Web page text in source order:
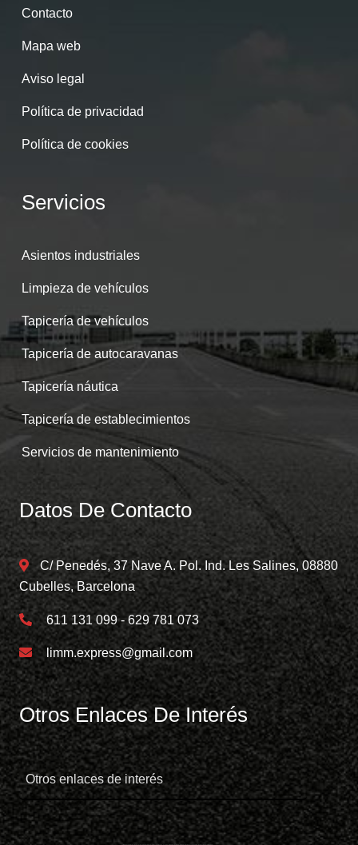
Contacto
Mapa web
Aviso legal
Política de privacidad
Política de cookies
Servicios
Asientos industriales
Limpieza de vehículos
Tapicería de vehículos
Tapicería de autocaravanas
Tapicería náutica
Tapicería de establecimientos
Servicios de mantenimiento
Datos De Contacto
C/ Penedés, 37 Nave A. Pol. Ind. Les Salines, 08880
Cubelles, Barcelona
611 131 099 - 629 781 073
limm.express@gmail.com
Otros Enlaces De Interés